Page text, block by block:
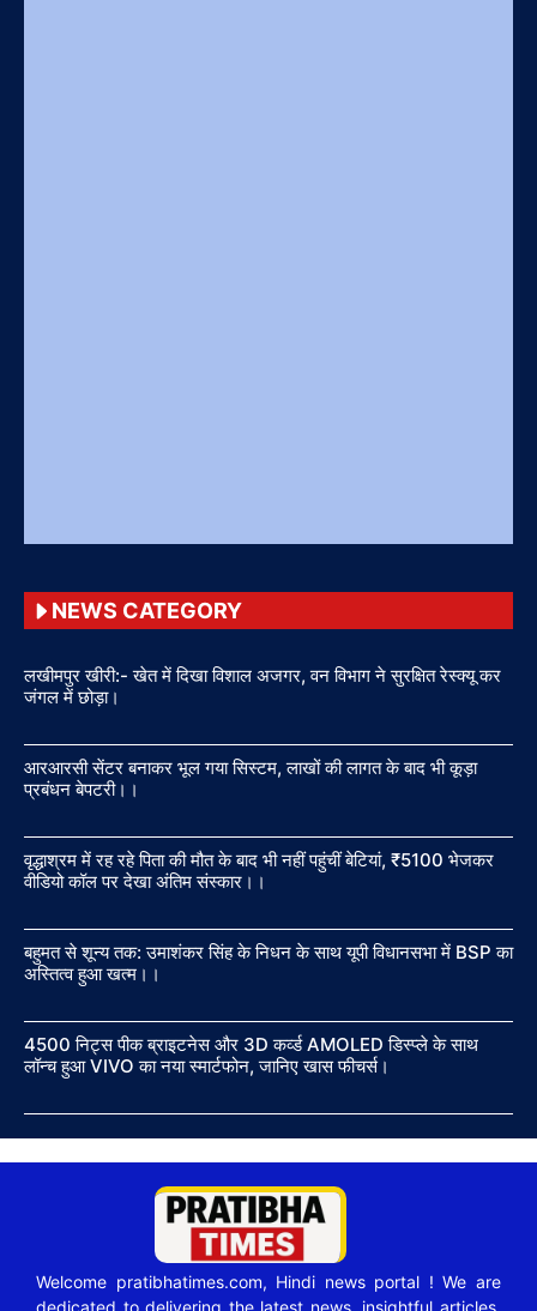
NEWS CATEGORY
लखीमपुर खीरी:- खेत में दिखा विशाल अजगर, वन विभाग ने सुरक्षित रेस्क्यू कर
जंगल में छोड़ा।
आरआरसी सेंटर बनाकर भूल गया सिस्टम, लाखों की लागत के बाद भी कूड़ा
प्रबंधन बेपटरी।।
वृद्धाश्रम में रह रहे पिता की मौत के बाद भी नहीं पहुंचीं बेटियां, ₹5100 भेजकर
वीडियो कॉल पर देखा अंतिम संस्कार।।
बहुमत से शून्य तक: उमाशंकर सिंह के निधन के साथ यूपी विधानसभा में BSP का
अस्तित्व हुआ खत्म।।
4500 निट्स पीक ब्राइटनेस और 3D कर्व्ड AMOLED डिस्प्ले के साथ
लॉन्च हुआ VIVO का नया स्मार्टफोन, जानिए खास फीचर्स।
Welcome pratibhatimes.com, Hindi news portal ! We are